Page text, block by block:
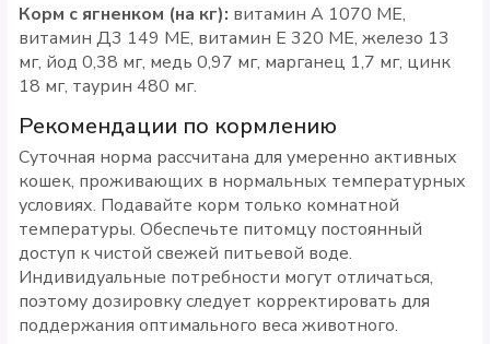
Корм с ягненком (на кг): витамин А 1070 МЕ,
витамин Д3 149 МЕ, витамин Е 320 МЕ, железо 13
мг, йод 0,38 мг, медь 0,97 мг, марганец 1,7 мг, цинк
18 мг, таурин 480 мг.
Рекомендации по кормлению
Суточная норма рассчитана для умеренно активных
кошек, проживающих в нормальных температурных
условиях. Подавайте корм только комнатной
температуры. Обеспечьте питомцу постоянный
доступ к чистой свежей питьевой воде.
Индивидуальные потребности могут отличаться,
поэтому дозировку следует корректировать для
поддержания оптимального веса животного.